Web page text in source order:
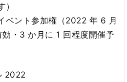
ベント参加権（2022 年 6 月
・3 か月に 1 回程度開催予
2022